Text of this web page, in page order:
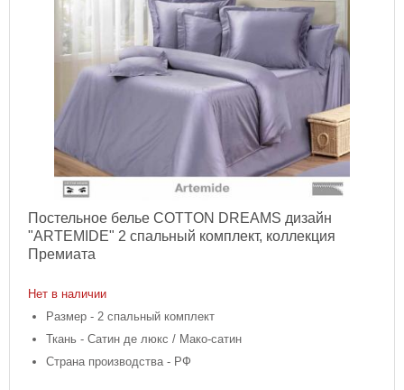
Постельное белье COTTON DREAMS дизайн
"ARTEMIDE" 2 спальный комплект, коллекция
Премиата
Нет в наличии
Размер - 2 спальный комплект
Ткань - Сатин де люкс / Мако-сатин
Страна производства - РФ